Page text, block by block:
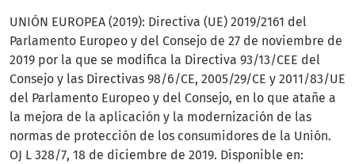
UNIÓN EUROPEA (2019): Directiva (UE) 2019/2161 del
Parlamento Europeo y del Consejo de 27 de noviembre de
2019 por la que se modifica la Directiva 93/13/CEE del
Consejo y las Directivas 98/6/CE, 2005/29/CE y 2011/83/UE
del Parlamento Europeo y del Consejo, en lo que atañe a
la mejora de la aplicación y la modernización de las
normas de protección de los consumidores de la Unión.
OJ L 328/7, 18 de diciembre de 2019. Disponible en: